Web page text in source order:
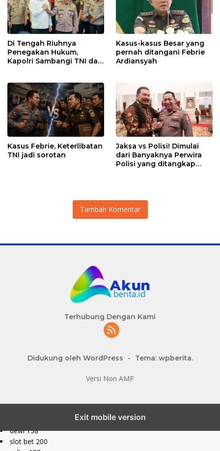
Di Tengah Riuhnya
Penegakan Hukum,
Kapolri Sambangi TNI dan
Kasus-kasus Besar yang
pernah ditangani Febrie
Ardiansyah
Kasus Febrie, Keterlibatan
TNI jadi sorotan
Jaksa vs Polisi! Dimulai
dari Banyaknya Perwira
Polisi yang ditangkap
Tambah Komentar
Terhubung Dengan Kami
Didukung oleh WordPress - Tema: wpberita.
Versi Non AMP
Exit mobile version
dewi 138
slot bet 200